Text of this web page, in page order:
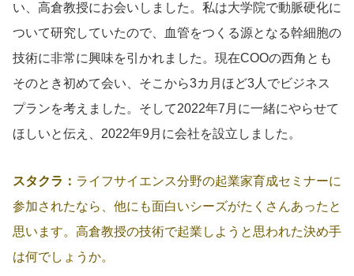
い、高倉教授にお会いしました。私は大学院で動脈硬化に
ついて研究していたので、血管をつくる源となる幹細胞の
技術に非常に興味を引かれました。現在COOの西角とも
そのとき初めて会い、そこから3カ月ほど3人でビジネス
プランを考えました。そして2022年7月に一緒にやらせて
ほしいと伝え、2022年9月に会社を設立しました。
スタクラ： ライフサイエンス分野の起業家育成セミナーに
参加されたなら、他にも面白いシーズがたくさんあったと
思います。高倉教授の技術で起業しようと思われた決め手
は何でしょうか。